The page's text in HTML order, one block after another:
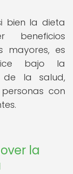
bien la dieta
beneficios
mayores, es
bajo la
de la salud,
con
la